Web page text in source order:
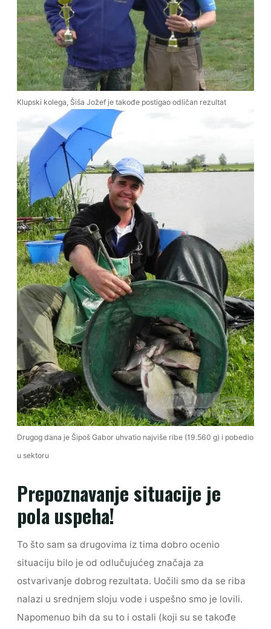
Klupski kolega, Šiša Jožef je takođe postigao odličan rezultat
Drugog dana je Šipoš Gabor uhvatio najviše ribe (19.560 g) i pobedio
u sektoru
Prepoznavanje situacije je
pola uspeha!
To što sam sa drugovima iz tima dobro ocenio
situaciju bilo je od odlučujućeg značaja za
ostvarivanje dobrog rezultata. Uočili smo da se riba
nalazi u srednjem sloju vode i uspešno smo je lovili.
Napomenuo bih da su to i ostali (koji su se takođe